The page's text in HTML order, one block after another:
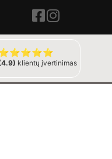
klientų įvertinimas